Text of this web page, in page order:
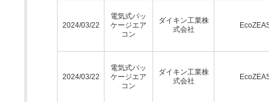
2024/03/22
電気式パッ
ケージエア
コン
ダイキン工業株
式会社
2024/03/22
電気式パッ
ケージエア
コン
ダイキン工業株
式会社